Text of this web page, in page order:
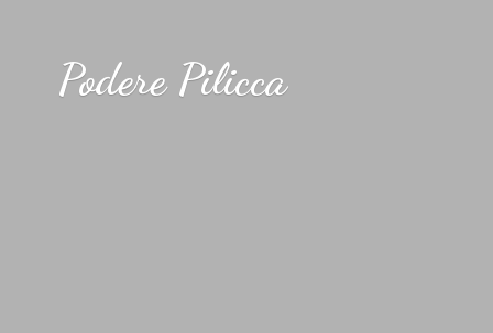
Podere Pilicca